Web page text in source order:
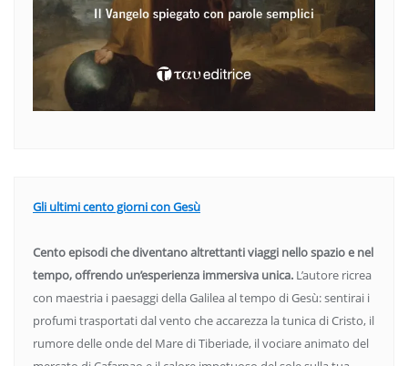
Gli ultimi cento giorni con Gesù
Cento episodi che diventano altrettanti viaggi nello spazio e nel
tempo, offrendo un’esperienza immersiva unica. L’autore ricrea
con maestria i paesaggi della Galilea al tempo di Gesù: sentirai i
profumi trasportati dal vento che accarezza la tunica di Cristo, il
rumore delle onde del Mare di Tiberiade, il vociare animato del